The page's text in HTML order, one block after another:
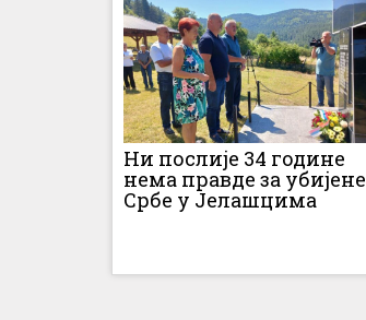
Ни послије 34 године
нема правде за убијене
Србе у Јелашцима